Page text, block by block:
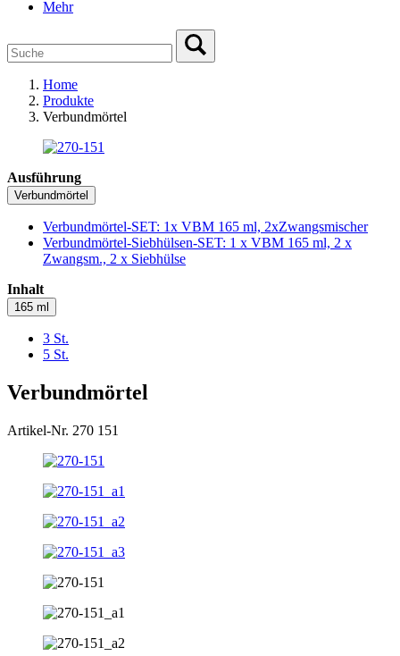
Mehr
Home
Produkte
Verbundmörtel
Ausführung
Verbundmörtel
Verbundmörtel-SET: 1x VBM 165 ml, 2xZwangsmischer
Verbundmörtel-Siebhülsen-SET: 1 x VBM 165 ml, 2 x
Zwangsm., 2 x Siebhülse
Inhalt
165 ml
3 St.
5 St.
Verbundmörtel
Artikel-Nr. 270 151